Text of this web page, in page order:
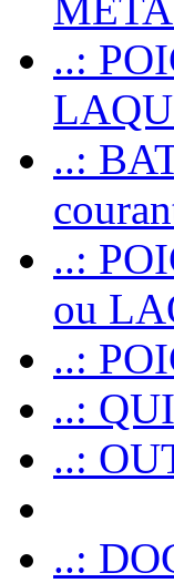
..:
..:
..:
ou
..:
..:
..:
..: